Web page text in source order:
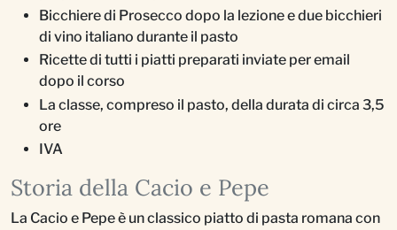
Bicchiere di Prosecco dopo la lezione e due bicchieri
di vino italiano durante il pasto
Ricette di tutti i piatti preparati inviate per email
dopo il corso
La classe, compreso il pasto, della durata di circa 3,5
ore
IVA
Storia della Cacio e Pepe
La Cacio e Pepe è un classico piatto di pasta romana con